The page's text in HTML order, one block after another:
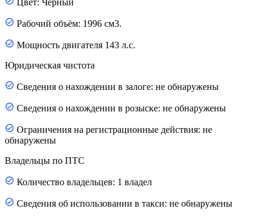
Цвет: Черный
Рабочий объём: 1996 см3.
Мощность двигателя 143 л.с.
Юридическая чистота
Сведения о нахождении в залоге: не обнаружены
Сведения о нахождении в розыске: не обнаружены
Ограничения на регистрационные действия: не
обнаружены
Владельцы по ПТС
Количество владельцев: 1 владел
Сведения об использовании в такси: не обнаружены